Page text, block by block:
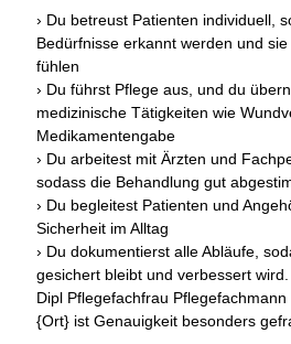
› Du betreust Patienten individuell,
Bedürfnisse erkannt werden und
fühlen
› Du führst Pflege aus, und du
medizinische Tätigkeiten wie
Medikamentengabe
› Du arbeitest mit Ärzten und
sodass die Behandlung gut
› Du begleitest Patienten und
Sicherheit im Alltag
› Du dokumentierst alle Abläufe,
gesichert bleibt und verbessert
Dipl Pflegefachfrau
{Ort} ist Genauigkeit besonders